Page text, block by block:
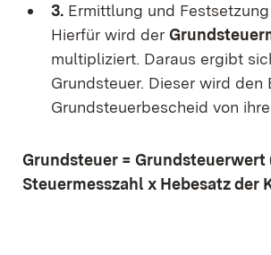
3. Ermittlung und
Hierfür wird der
multipliziert. Daraus ergibt
Grundsteuer. Dieser wird
Grundsteuerbescheid von
Grundsteuer =
Steuermesszahl x Hebesatz der